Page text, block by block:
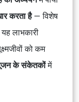
करता है— विशेष
लाभकारी
को कम
के संकेतकोंमें